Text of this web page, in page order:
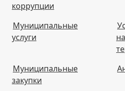
коррупции
Муниципальные
услуги
Муниципальные
закупки